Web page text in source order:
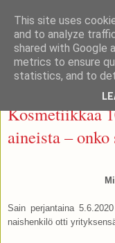
torstai 9. heinäkuuta 2020
Kosmetiikkaa
aineista –
Sain perjantaina
naishenkilö otti
This site uses
and to analyze
shared with Google
metrics to ensure
statistics, and to